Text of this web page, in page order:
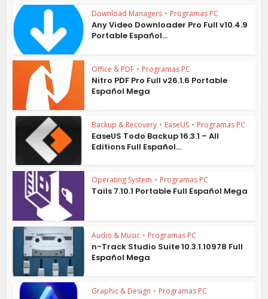
Download Managers • Programas PC
Any Video Downloader Pro Full v10.4.9
Portable Español...
Office & PDF • Programas PC
Nitro PDF Pro Full v26.1.6 Portable
Español Mega
Backup & Recovery • EaseUS • Programas PC
EaseUS Todo Backup 16.3.1 – All
Editions Full Español...
Operating System • Programas PC
Tails 7.10.1 Portable Full Español Mega
Audio & Music • Programas PC
n-Track Studio Suite 10.3.1.10978 Full
Español Mega
Graphic & Design • Programas PC